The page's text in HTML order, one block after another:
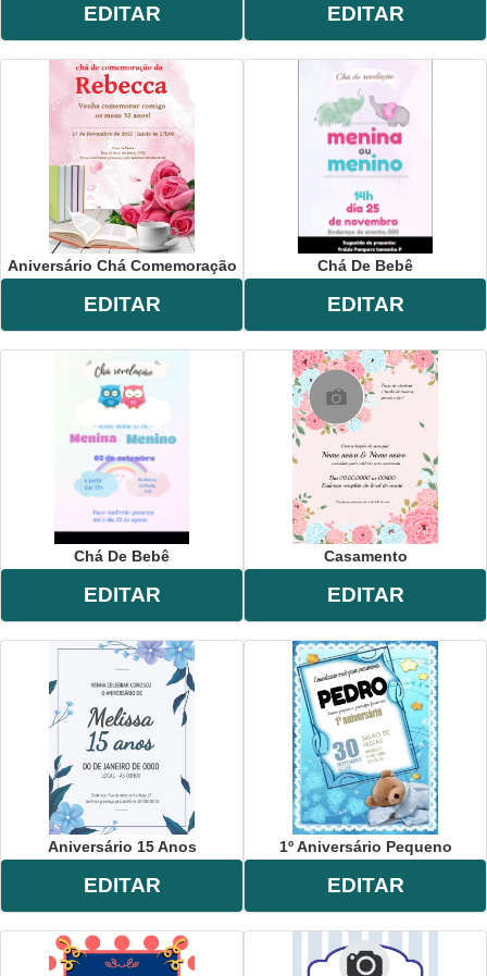
EDITAR EDITAR
Aniversário Chá Comemoração
EDITAR
Chá De Bebê
EDITAR
Chá De Bebê
EDITAR
Casamento
EDITAR
Aniversário 15 Anos
EDITAR
1º Aniversário Pequeno
EDITAR